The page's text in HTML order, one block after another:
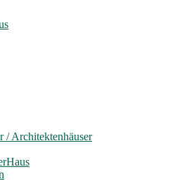
/ Architektenhäuser